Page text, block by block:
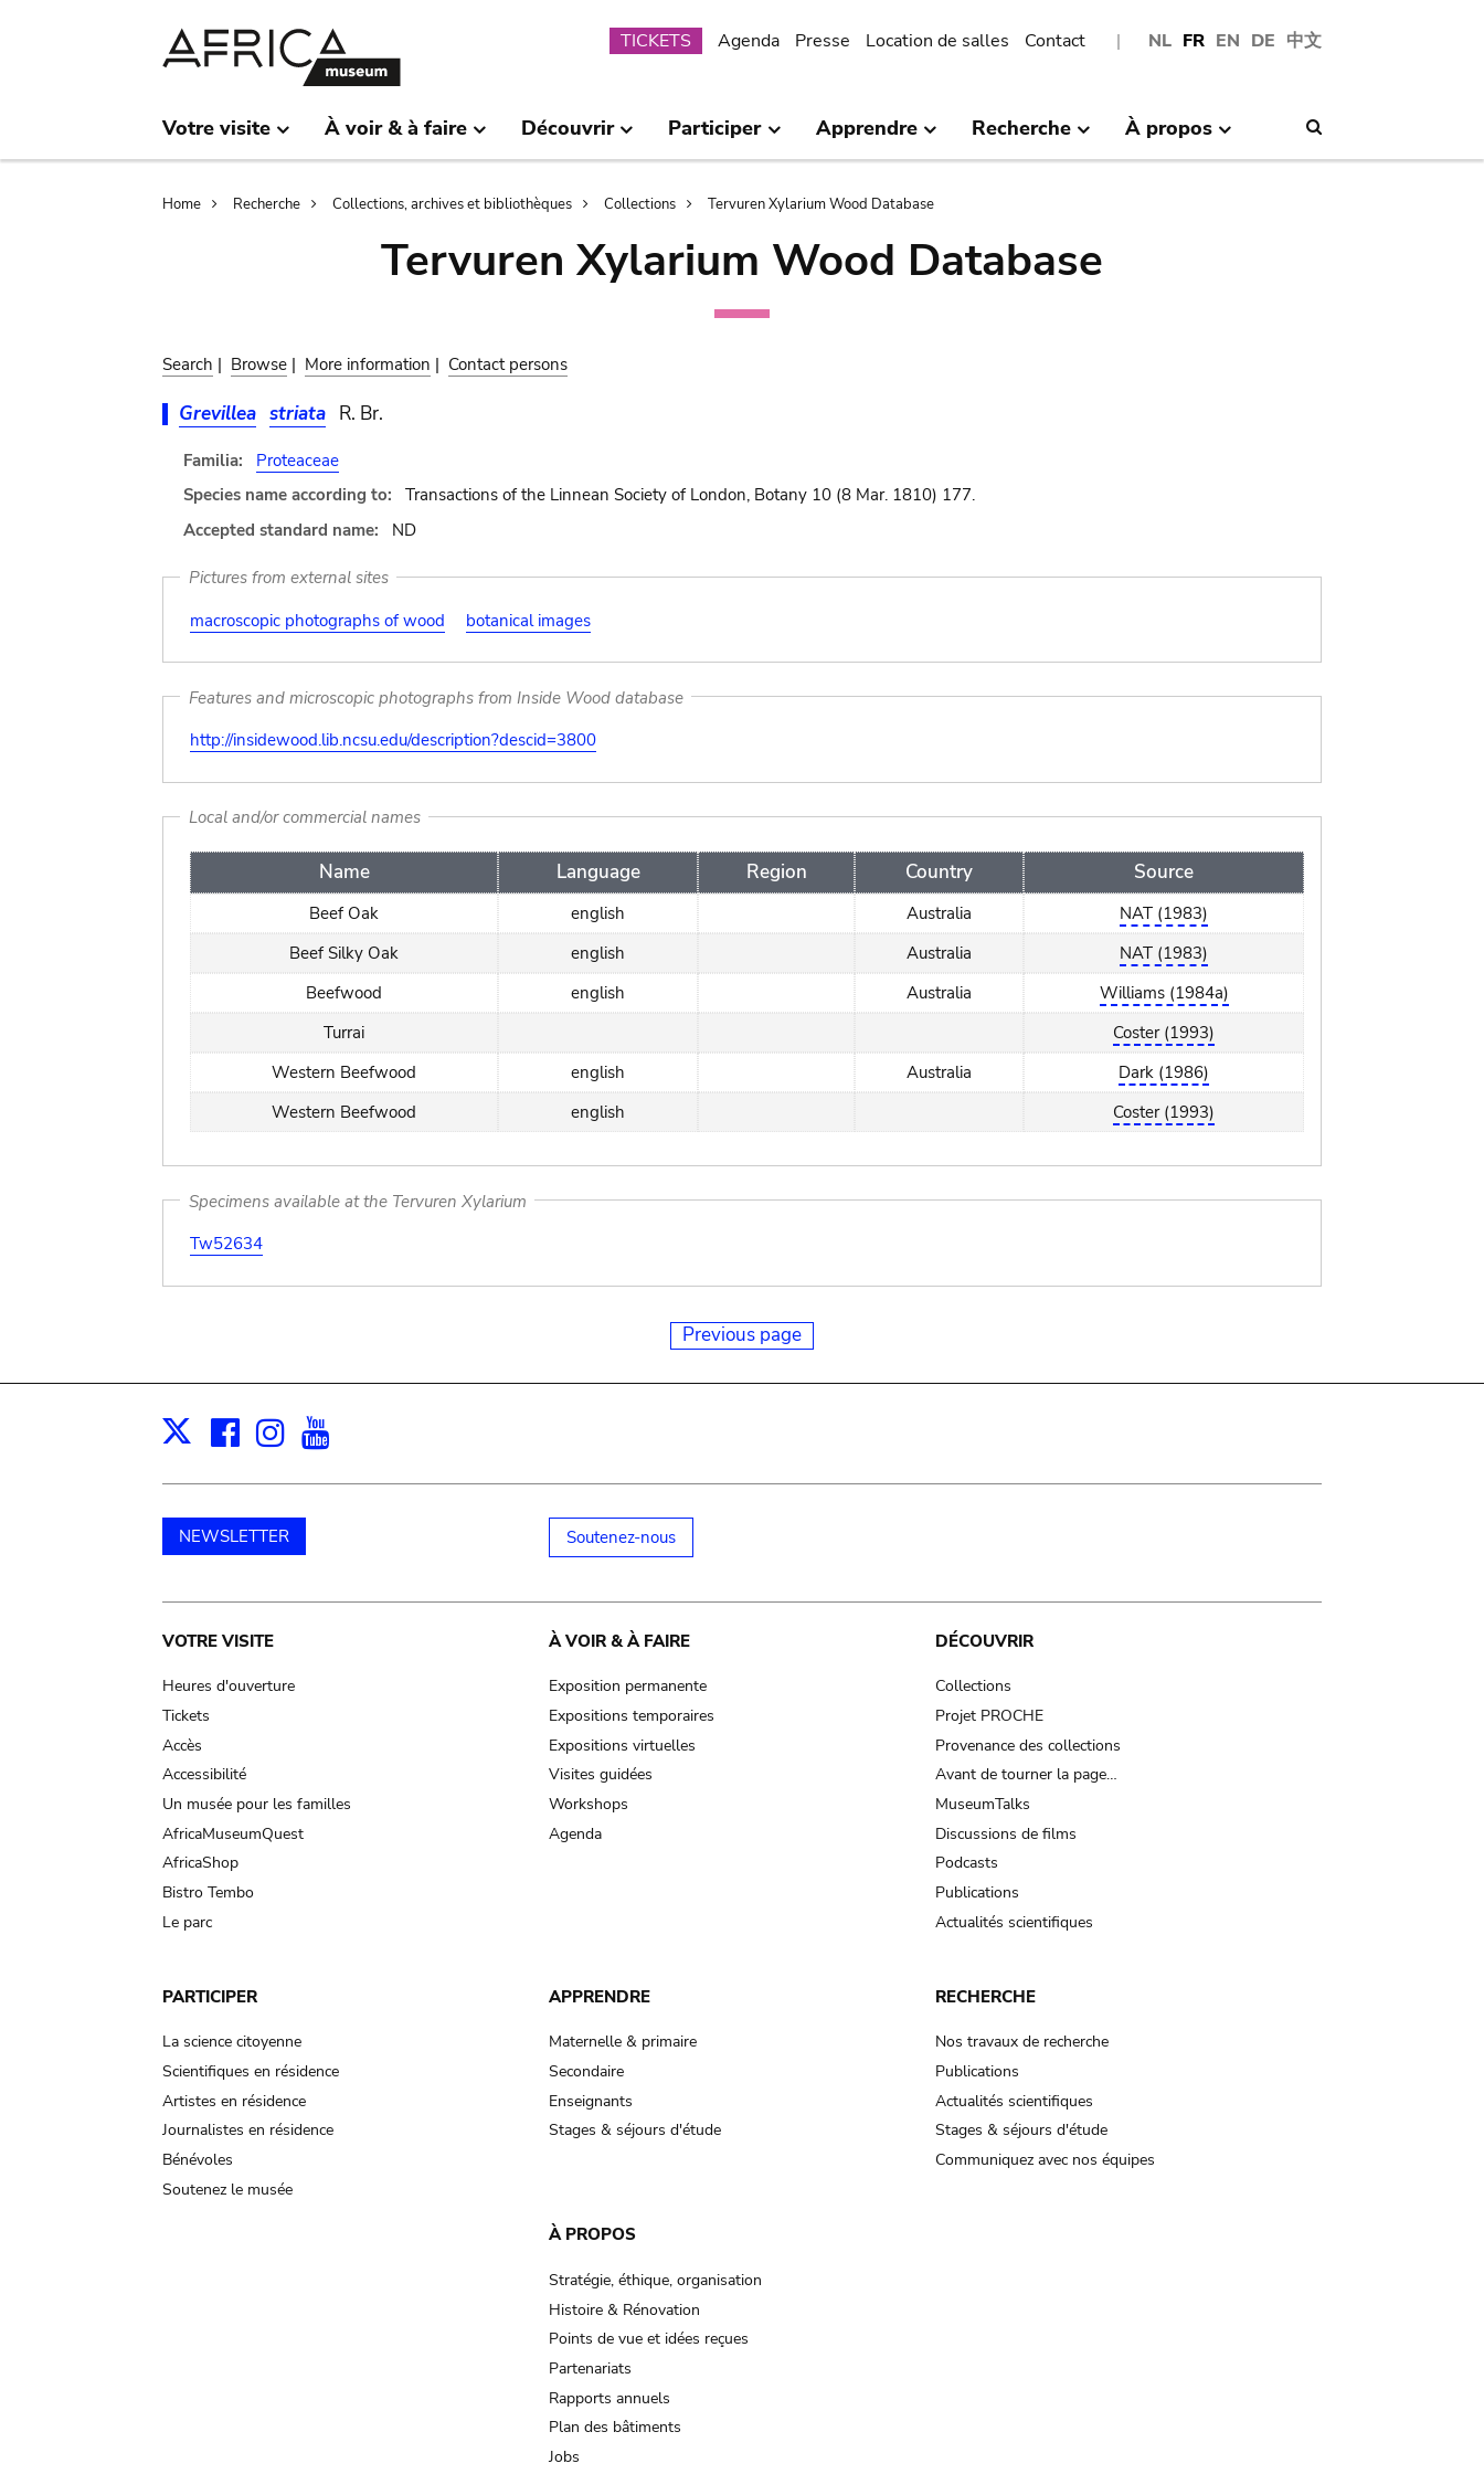
NL FR EN DE 中文
Submenu
TICKETS Agenda Presse Location de salles Contact
Votre visite À voir & à faire Découvrir Participer Apprendre Recherche À propos
Breadcrumb
Home Recherche Collections, archives et bibliothèques Collections Tervuren Xylarium Wood Database
Tervuren Xylarium Wood Database
Search | Browse | More information | Contact persons
Grevillea striata R. Br.
Familia:
Proteaceae
Species name according to:
Transactions of the Linnean Society of London, Botany 10 (8 Mar. 1810) 177.
Accepted standard name:
ND
Pictures from external sites
macroscopic photographs of wood
botanical images
Features and microscopic photographs from Inside Wood database
http://insidewood.lib.ncsu.edu/description?descid=3800
Local and/or commercial names
Name Language Region Country Source
Beef Oak english Australia
NAT (1983)
Beef Silky Oak
english Australia
NAT (1983)
Beefwood
english Australia
Williams (1984a)
Turrai
Coster (1993)
Western Beefwood
english Australia
Dark (1986)
Western Beefwood
english Coster (1993)
Specimens available at the Tervuren Xylarium
Tw52634
Previous page
X Facebook
Instagram
NEWSLETTER Soutenez-nous
Main
navigation
VOTRE VISITE
Heures d'ouverture
Tickets
Accès
Accessibilité
Un musée pour les familles
AfricaMuseumQuest
AfricaShop
Bistro Tembo
Le parc
À VOIR & À FAIRE
Exposition permanente
Expositions temporaires
Expositions virtuelles
Visites guidées
Workshops
Agenda
DÉCOUVRIR
Collections
Projet PROCHE
Provenance des collections
Avant de tourner la page…
MuseumTalks
Discussions de films
Podcasts
Publications
Actualités scientifiques
PARTICIPER
La science citoyenne
Scientifiques en résidence
Artistes en résidence
Journalistes en résidence
Bénévoles
Soutenez le musée
APPRENDRE
Maternelle & primaire
Secondaire
Enseignants
Stages & séjours d'étude
RECHERCHE
Nos travaux de recherche
Publications
Actualités scientifiques
Stages & séjours d'étude
Communiquez avec nos équipes
À PROPOS
Stratégie, éthique, organisation
Histoire & Rénovation
Points de vue et idées reçues
Partenariats
Rapports annuels
Plan des bâtiments
Jobs